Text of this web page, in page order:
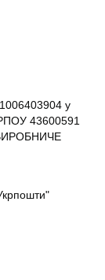
у
43600591